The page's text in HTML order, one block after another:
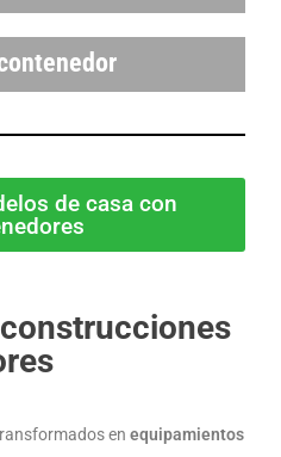
de casa con
en equipamientos